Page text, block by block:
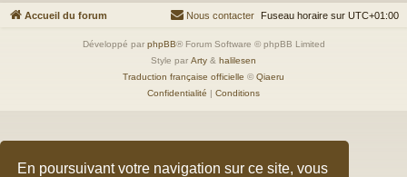
En poursuivant votre navigation sur ce site, vous
Accueil du forum Fuseau horaire sur UTC+01:00
Nous contacter
Développé par phpBB® Forum Software © phpBB Limited
Style par Arty & halilesen
Traduction française officielle © Qiaeru
Confidentialité | Conditions